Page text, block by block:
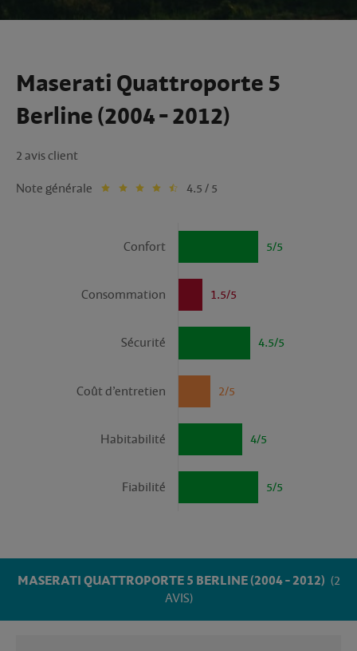
Maserati Quattroporte 5
Berline (2004 - 2012)
2 avis client
Note générale 4.5 / 5
5/5
Confort
1.5/5
Consommation
4.5/5
Sécurité
2/5
Coût d’entretien
4/5
Habitabilité
5/5
Fiabilité
MASERATI QUATTROPORTE 5 BERLINE (2004 - 2012) (2
AVIS)